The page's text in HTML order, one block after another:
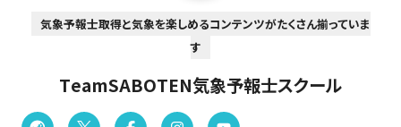
気象予報士取得と気象を楽しめるコンテンツがたくさん揃っていま
す
TeamSABOTEN気象予報士スクール